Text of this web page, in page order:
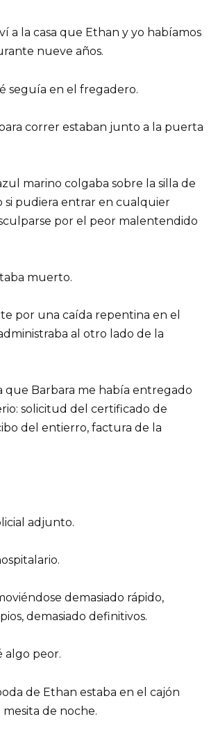
a la casa que Ethan y yo habíamos
nueve años.
seguía en el fregadero.
correr estaban junto a la puerta
marino colgaba sobre la silla de
si pudiera entrar en cualquier
por el peor malentendido
muerto.
por una caída repentina en el
al otro lado de la
que Barbara me había entregado
solicitud del certificado de
del entierro, factura de la
adjunto.
demasiado rápido,
demasiado definitivos.
algo peor.
de Ethan estaba en el cajón
de noche.